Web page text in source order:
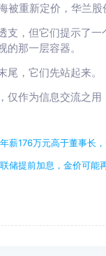
被重新定价，华兰
支，但它们提示了
那一层容器。
，它们先站起来。
仅作为信息交流之用
薪176万元高于董事长
储提前加息，金价可